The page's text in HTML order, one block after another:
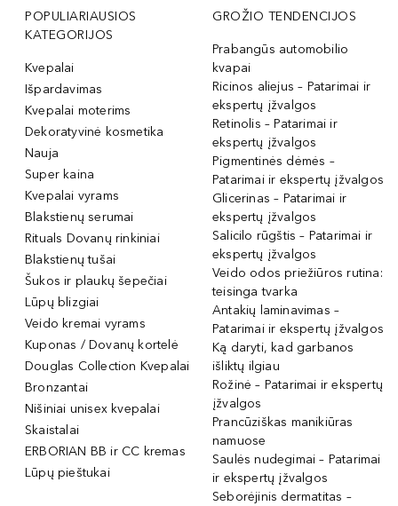
POPULIARIAUSIOS
KATEGORIJOS
Kvepalai
Išpardavimas
Kvepalai moterims
Dekoratyvinė kosmetika
Nauja
Super kaina
Kvepalai vyrams
Blakstienų serumai
Rituals Dovanų rinkiniai
Blakstienų tušai
Šukos ir plaukų šepečiai
Lūpų blizgiai
Veido kremai vyrams
Kuponas / Dovanų kortelė
Douglas Collection Kvepalai
Bronzantai
Nišiniai unisex kvepalai
Skaistalai
ERBORIAN BB ir CC kremas
Lūpų pieštukai
GROŽIO TENDENCIJOS
Prabangūs automobilio
kvapai
Ricinos aliejus – Patarimai ir
ekspertų įžvalgos
Retinolis – Patarimai ir
ekspertų įžvalgos
Pigmentinės dėmės –
Patarimai ir ekspertų įžvalgos
Glicerinas – Patarimai ir
ekspertų įžvalgos
Salicilo rūgštis – Patarimai ir
ekspertų įžvalgos
Veido odos priežiūros rutina:
teisinga tvarka
Antakių laminavimas –
Patarimai ir ekspertų įžvalgos
Ką daryti, kad garbanos
išliktų ilgiau
Rožinė – Patarimai ir ekspertų
įžvalgos
Prancūziškas manikiūras
namuose
Saulės nudegimai – Patarimai
ir ekspertų įžvalgos
Seborėjinis dermatitas –